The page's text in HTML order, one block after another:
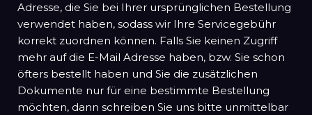
Adresse, die Sie bei Ihrer ursprünglichen Bestellung
verwendet haben, sodass wir Ihre Servicegebühr
korrekt zuordnen können. Falls Sie keinen Zugriff
mehr auf die E-Mail Adresse haben, bzw. Sie schon
öfters bestellt haben und Sie die zusätzlichen
Dokumente nur für eine bestimmte Bestellung
möchten, dann schreiben Sie uns bitte unmittelbar